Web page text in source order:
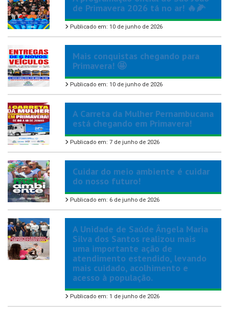
de Primavera 2026 tá no ar! 🔥🌽
Publicado em: 10 de junho de 2026
Mais conquistas chegando para
Primavera! 🤩
Publicado em: 10 de junho de 2026
A Carreta da Mulher Pernambucana
está chegando em Primavera!
Publicado em: 7 de junho de 2026
Cuidar do meio ambiente é cuidar
do nosso futuro!
Publicado em: 6 de junho de 2026
A Unidade de Saúde Ângela Maria
Silva dos Santos realizou mais
uma importante ação de
atendimento estendido, levando
mais cuidado, acolhimento e
acesso à população.
Publicado em: 1 de junho de 2026